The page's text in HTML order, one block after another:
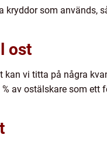
som används,
ost
vi titta på några
av ostälskare som